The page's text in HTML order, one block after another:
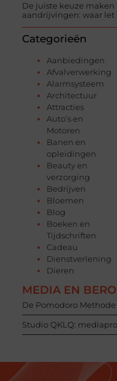
De juiste keuze
aandrijvingen: waar let
Categorieën
Aanbiedingen
Afvalverwerking
Alarmsysteem
Architectuur
Attracties
Auto’s en
Motoren
Banen en
opleidingen
Beauty en
verzorging
Bedrijven
Bloemen
Blog
Boeken en
Tijdschriften
Cadeau
Dienstverlening
Dieren
MEDIA EN
De Pomodoro Methode
Studio QKLQ: